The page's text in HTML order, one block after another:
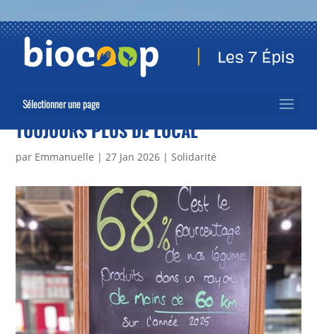
Sélectionner une page
TOUJOURS PLUS DE LOCAL
par Emmanuelle |27 Jan 2026 |Solidarité